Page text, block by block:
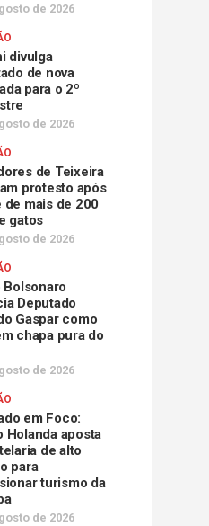
de 2026
divulga
de nova
para o 2º
de 2026
de Teixeira
protesto após
de mais de 200
gatos
de 2026
Bolsonaro
Deputado
Gaspar como
chapa pura do
de 2026
em Foco:
Holanda aposta
de alto
para
turismo da
de 2026